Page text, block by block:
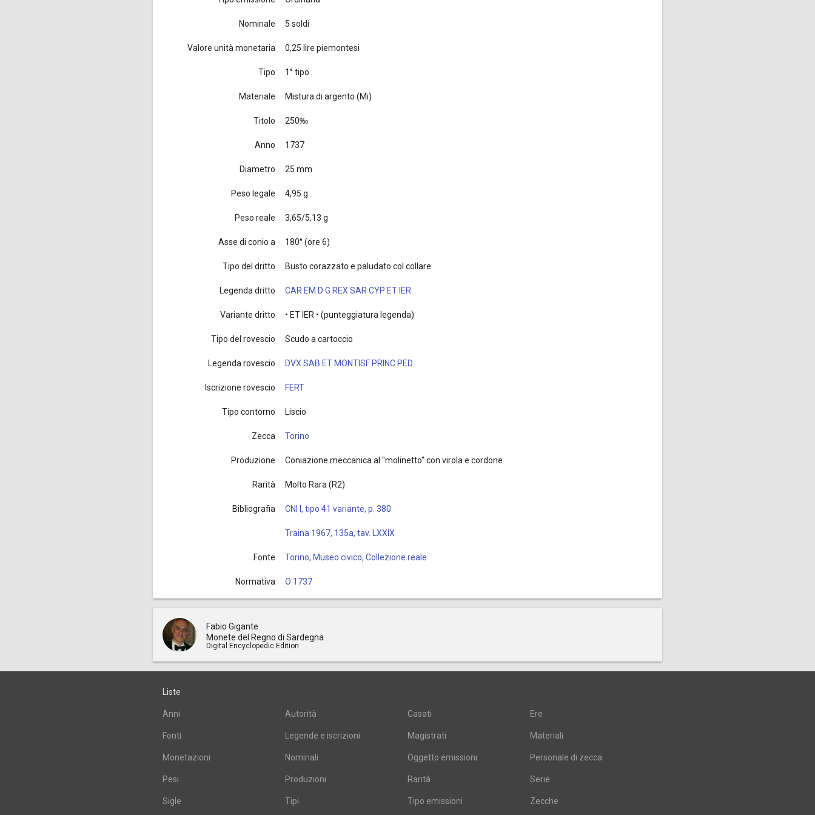
Nominale 5 soldi
Valore unità monetaria 0,25 lire piemontesi
Tipo 1° tipo
Materiale Mistura di argento (Mi)
Titolo 250‰
Anno 1737
Diametro 25 mm
Peso legale 4,95 g
Peso reale 3,65/5,13 g
Asse di conio a 180° (ore 6)
Tipo del dritto Busto corazzato e paludato col collare
Legenda dritto CAR EM D G REX SAR CYP ET IER
Variante dritto • ET IER • (punteggiatura legenda)
Tipo del rovescio Scudo a cartoccio
Legenda rovescio DVX SAB ET MONTISF PRINC PED
Iscrizione rovescio FERT
Tipo contorno Liscio
Zecca Torino
Produzione Coniazione meccanica al "molinetto" con virola e cordone
Rarità Molto Rara (R2)
Bibliografia CNI I, tipo 41 variante, p. 380
Traina 1967, 135a, tav. LXXIX
Fonte Torino, Museo civico, Collezione reale
Normativa O 1737
Fabio Gigante
Monete del Regno di Sardegna
Digital Encyclopedic Edition
Liste
Anni Autorità Casati Ere
Fonti Legende e iscrizioni Magistrati Materiali
Monetazioni Nominali Oggetto emissioni Personale di zecca
Pesi Produzioni Rarità Serie
Sigle Tipi Tipo emissioni Zecche